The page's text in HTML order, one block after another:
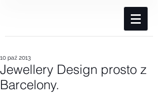
Jewellery Design prosto z
Barcelony.
10 paź 2013